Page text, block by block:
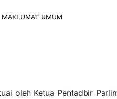
MAKLUMAT UMUM
oleh Ketua Pentadbir